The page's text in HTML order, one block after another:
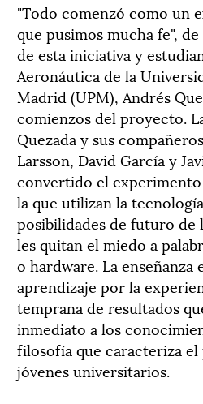
"Todo comenzó como un
que pusimos mucha fe",
de esta iniciativa y
Aeronáutica de la
Madrid (UPM), Andrés
comienzos del proyecto.
Quezada y sus
Larsson, David García y
convertido el
la que utilizan la
posibilidades de futuro de
les quitan el miedo a
o hardware. La enseñanza
aprendizaje por la
temprana de resultados
inmediato a los
filosofía que caracteriza
jóvenes universitarios.